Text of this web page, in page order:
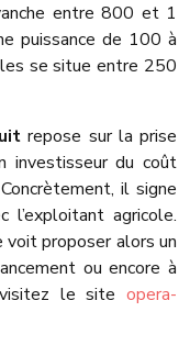
entre 800 et 1
puissance de 100 à
se situe entre 250
repose sur la prise
investisseur du coût
il signe
agricole.
voit proposer alors un
ou encore à
le site opera-